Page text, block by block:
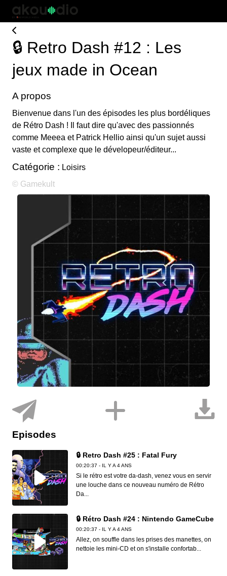
🔒 Retro Dash #12 : Les
jeux made in Ocean
A propos
Bienvenue dans l'un des épisodes les plus bordéliques
de Rétro Dash ! Il faut dire qu'avec des passionnés
comme Meeea et Patrick Hellio ainsi qu'un sujet aussi
vaste et complexe que le dévelopeur/éditeur...
Catégorie : Loisirs
© Gamekult
Episodes
🔒 Retro Dash #25 : Fatal Fury
00:20:37 - IL Y A 4 ANS
Si le rétro est votre da-dash, venez vous en servir
une louche dans ce nouveau numéro de Rétro
Da...
🔒 Rétro Dash #24 : Nintendo GameCube
00:20:37 - IL Y A 4 ANS
Allez, on souffle dans les prises des manettes, on
nettoie les mini-CD et on s'installe confortab...